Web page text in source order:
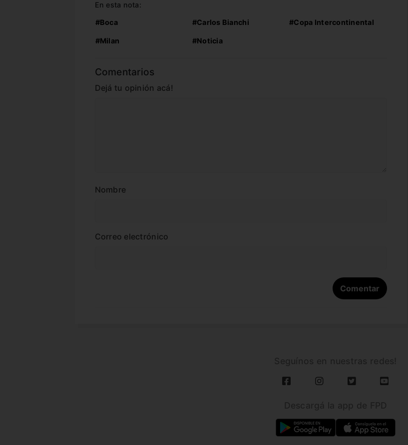
En esta nota:
#Boca #Carlos Bianchi #Copa Intercontinental
#Milan #Noticia
Comentarios
Dejá tu opinión acá!
Nombre
Correo electrónico